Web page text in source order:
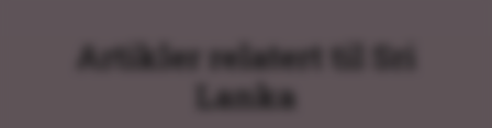
Artikler relatert til Sri
Lanka